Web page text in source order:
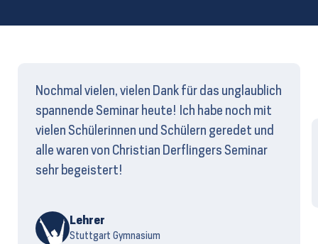
Nochmal vielen, vielen Dank für das unglaublich
spannende Seminar heute! Ich habe noch mit
vielen Schülerinnen und Schülern geredet und
alle waren von Christian Derflingers Seminar
sehr begeistert!
Lehrer
Stuttgart Gymnasium